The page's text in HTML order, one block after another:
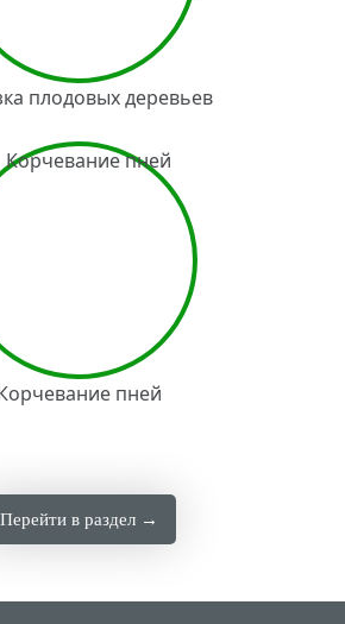
плодовых деревьев
пней
Перейти в раздел →